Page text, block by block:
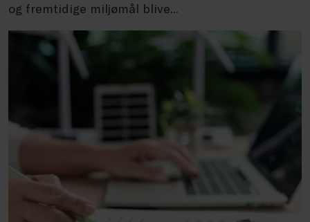
og fremtidige miljømål blive...